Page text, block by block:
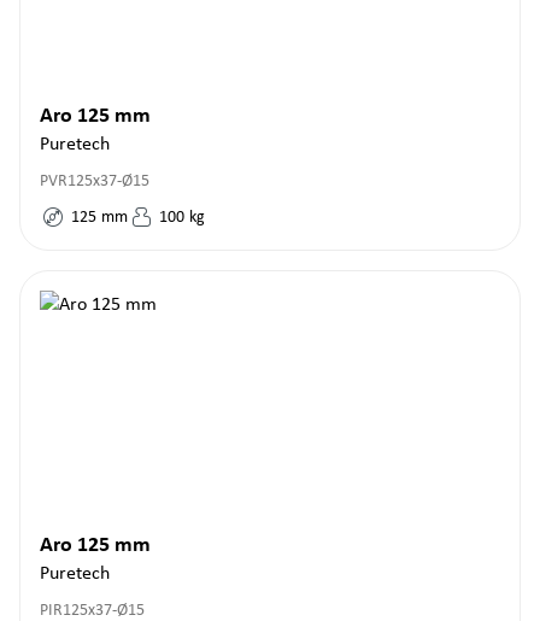
Aro 125 mm
Puretech
PVR125x37-Ø15
125 mm 100 kg
Aro 125 mm
Puretech
PIR125x37-Ø15